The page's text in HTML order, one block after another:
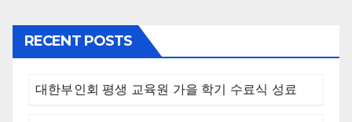
RECENT POSTS
대한부인회 평생 교육원 가을 학기 수료식 성료